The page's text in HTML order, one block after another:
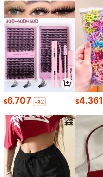
$6.707 -8% $4.361